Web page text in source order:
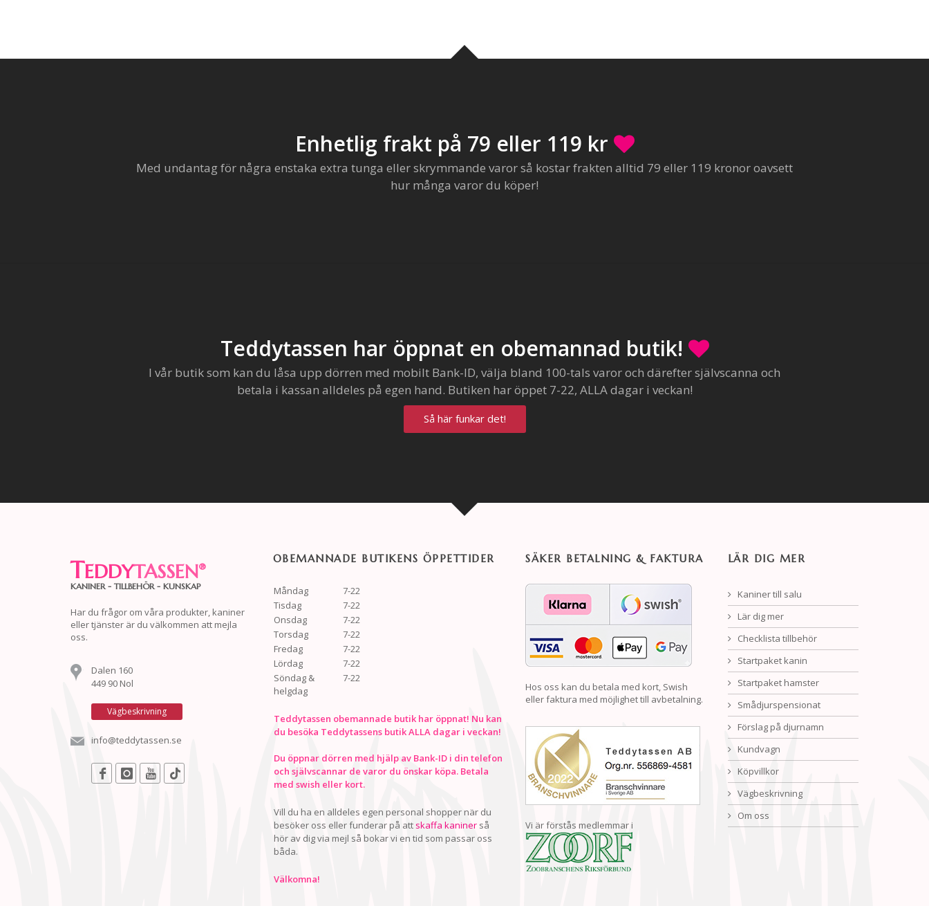
Enhetlig frakt på 79 eller 119 kr
Med undantag för några enstaka extra tunga eller skrymmande varor så kostar frakten alltid 79 eller 119 kronor oavsett
hur många varor du köper!
Teddytassen har öppnat en obemannad butik!
I vår butik som kan du låsa upp dörren med mobilt Bank-ID, välja bland 100-tals varor och därefter självscanna och
betala i kassan alldeles på egen hand. Butiken har öppet 7-22, ALLA dagar i veckan!
Så här funkar det!
TEDDYTASSEN®
KANINER - TILLBEHÖR - KUNSKAP
Har du frågor om våra produkter, kaniner
eller tjänster är du välkommen att mejla
oss.
Dalen 160
449 90 Nol
Vägbeskrivning
info@teddytassen.se
OBEMANNADE BUTIKENS ÖPPETTIDER
Måndag
7-22
Tisdag
7-22
Onsdag
7-22
Torsdag
7-22
Fredag
7-22
Lördag
7-22
Söndag &
helgdag
7-22
Teddytassen obemannade butik har öppnat! Nu kan
du besöka Teddytassens butik ALLA dagar i veckan!
Du öppnar dörren med hjälp av Bank-ID i din telefon
och självscannar de varor du önskar köpa. Betala
med swish eller kort.
Vill du ha en alldeles egen personal shopper när du
besöker oss eller funderar på att skaffa kaninerså
hör av dig via mejl så bokar vi en tid som passar oss
båda.
Välkomna!
SÄKER BETALNING & FAKTURA
Hos oss kan du betala med kort, Swish
eller faktura med möjlighet till avbetalning.
Vi är förstås medlemmar i
LÄR DIG MER
Kaniner till salu
Lär dig mer
Checklista tillbehör
Startpaket kanin
Startpaket hamster
Smådjurspensionat
Förslag på djurnamn
Kundvagn
Köpvillkor
Vägbeskrivning
Om oss